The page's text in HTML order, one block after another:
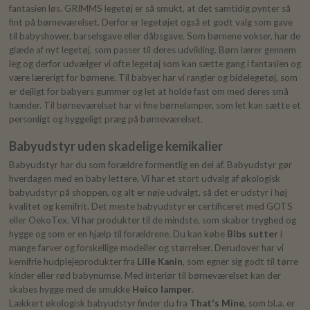
fantasien løs. GRIMMS legetøj er så smukt, at det samtidig pynter så
fint på børneværelset. Derfor er legetøjet også et godt valg som gave
til babyshower, barselsgave eller dåbsgave. Som børnene vokser, har de
glæde af nyt legetøj, som passer til deres udvikling. Børn lærer gennem
leg og derfor udvælger vi ofte legetøj som kan sætte gang i fantasien og
være lærerigt for børnene. Til babyer har vi rangler og bidelegetøj, som
er dejligt for babyers gummer og let at holde fast om med deres små
hænder. Til børneværelset har vi fine børnelamper, som let kan sætte et
personligt og hyggeligt præg på børneværelset.
Babyudstyr uden skadelige kemikalier
Babyudstyr har du som forældre formentlig en del af. Babyudstyr gør
hverdagen med en baby lettere. Vi har et stort udvalg af økologisk
babyudstyr på shoppen, og alt er nøje udvalgt, så det er udstyr i høj
kvalitet og kemifrit. Det meste babyudstyr er certificeret med GOTS
eller OekoTex. Vi har produkter til de mindste, som skaber tryghed og
hygge og som er en hjælp til forældrene. Du kan købe Bibs sutter i
mange farver og forskellige modeller og størrelser. Derudover har vi
kemifrie hudplejeprodukter fra Lille Kanin, som egner sig godt til tørre
kinder eller rød babynumse. Med interiør til børneværelset kan der
skabes hygge med de smukke Heico lamper.
Lækkert økologisk babyudstyr finder du fra That's Mine, som bl.a. er